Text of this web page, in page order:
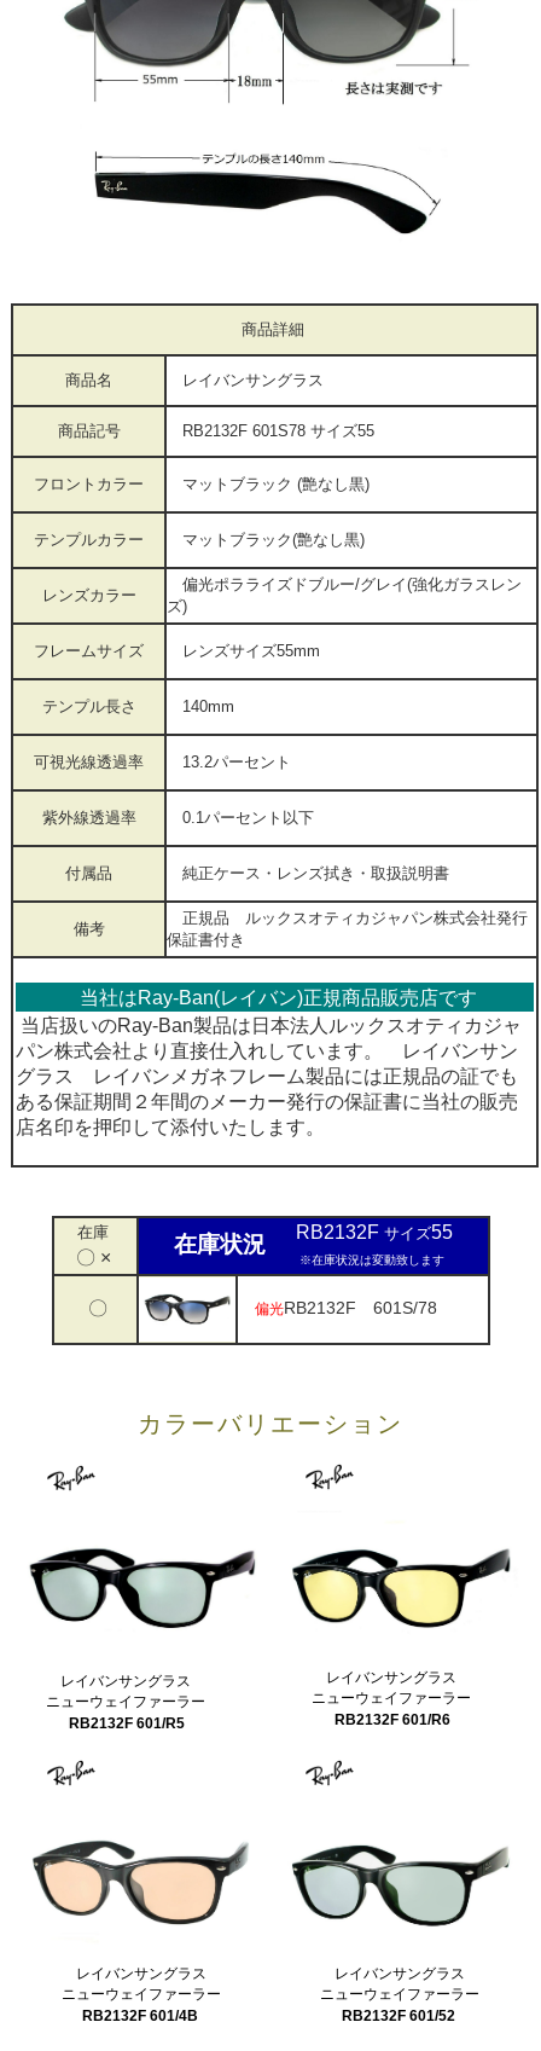
商品詳細
商品名 レイバンサングラス
商品記号 RB2132F 601S78 サイズ55
フロントカラー マットブラック (艶なし黒)
テンプルカラー マットブラック(艶なし黒)
レンズカラー
偏光ポラライズドブルー/グレイ(強化ガラスレン
ズ)
フレームサイズ レンズサイズ55mm
テンプル長さ 140mm
可視光線透過率 13.2パーセント
紫外線透過率 0.1パーセント以下
付属品 純正ケース・レンズ拭き・取扱説明書
備考
正規品 ルックスオティカジャパン株式会社発行
保証書付き
当社はRay-Ban(レイバン)正規商品販売店です
当店扱いのRay-Ban製品は日本法人ルックスオティカジャ
パン株式会社より直接仕入れしています。 レイバンサン
グラス レイバンメガネフレーム製品には正規品の証でも
ある保証期間２年間のメーカー発行の保証書に当社の販売
店名印を押印して添付いたします。
在庫
〇 ×
在庫状況 RB2132F サイズ55
※在庫状況は変動致します
〇 偏光RB2132F 601S/78
カラーバリエーション
レイバンサングラス
ニューウェイファーラー
RB2132F 601/R5
レイバンサングラス
ニューウェイファーラー
RB2132F 601/R6
レイバンサングラス
ニューウェイファーラー
RB2132F 601/4B
レイバンサングラス
ニューウェイファーラー
RB2132F 601/52